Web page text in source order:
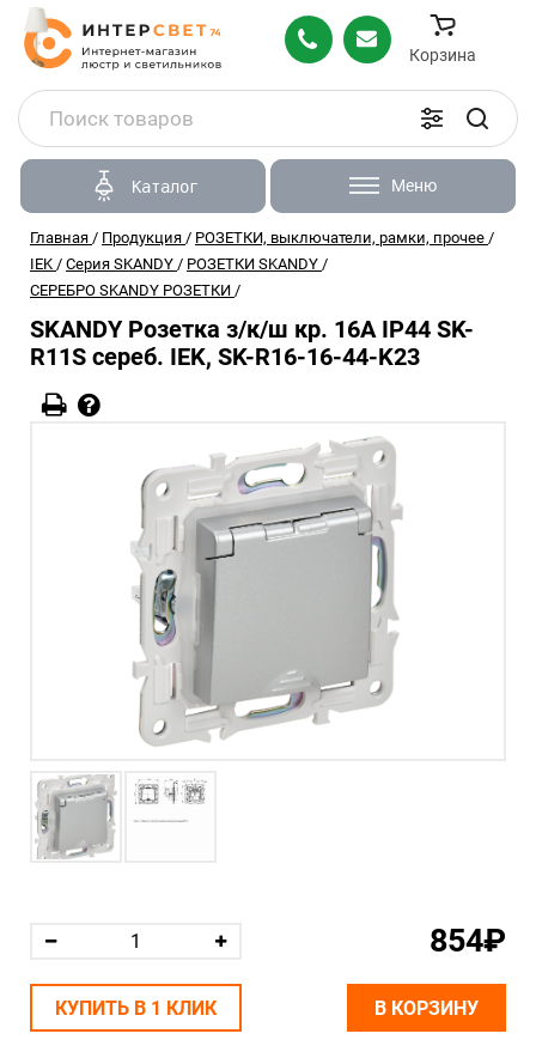
Корзина
Каталог Меню
Главная / Продукция / РОЗЕТКИ, выключатели, рамки, прочее /
IEK / Серия SKANDY / РОЗЕТКИ SKANDY /
СЕРЕБРО SKANDY РОЗЕТКИ /
SKANDY Розетка з/к/ш кр. 16А IP44 SK-
R11S сереб. IEK, SK-R16-16-44-K23
854₽
КУПИТЬ В 1 КЛИК В КОРЗИНУ